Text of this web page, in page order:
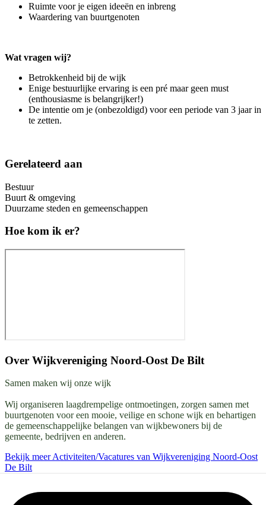
Ruimte voor je eigen ideeën en inbreng
Waardering van buurtgenoten
Wat vragen wij?
Betrokkenheid bij de wijk
Enige bestuurlijke ervaring is een pré maar geen must
(enthousiasme is belangrijker!)
De intentie om je (onbezoldigd) voor een periode van 3 jaar in
te zetten.
Gerelateerd aan
Bestuur
Buurt & omgeving
Duurzame steden en gemeenschappen
Hoe kom ik er?
Over Wijkvereniging Noord-Oost De Bilt
Samen maken wij onze wijk
Wij organiseren laagdrempelige ontmoetingen, zorgen samen met
buurtgenoten voor een mooie, veilige en schone wijk en behartigen
de gemeenschappelijke belangen van wijkbewoners bij de
gemeente, bedrijven en anderen.
Bekijk meer Activiteiten/Vacatures van Wijkvereniging Noord-Oost
De Bilt